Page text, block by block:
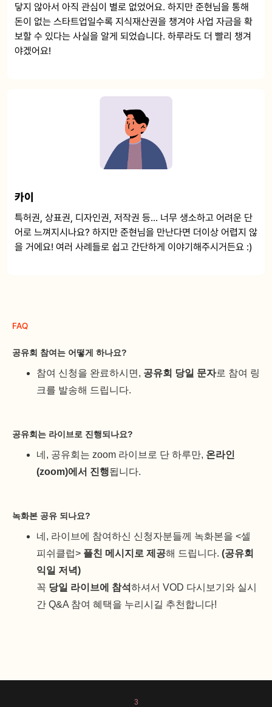
닿지 않아서 아직 관심이 별로 없었어요. 하지만 준현님을 통해
돈이 없는 스타트업일수록 지식재산권을 챙겨야 사업 자금을 확
보할 수 있다는 사실을 알게 되었습니다. 하루라도 더 빨리 챙겨
야겠어요!
카이
특허권, 상표권, 디자인권, 저작권 등... 너무 생소하고 어려운 단
어로 느껴지시나요? 하지만 준현님을 만난다면 더이상 어렵지 않
을 거에요! 여러 사례들로 쉽고 간단하게 이야기해주시거든요 :)
FAQ
공유회 참여는 어떻게 하나요?
참여 신청을 완료하시면, 공유회 당일 문자로 참여 링
크를 발송해 드립니다.
공유회는 라이브로 진행되나요?
네, 공유회는 zoom 라이브로 단 하루만, 온라인
(zoom)에서 진행됩니다.
녹화본 공유 되나요?
네, 라이브에 참여하신 신청자분들께 녹화본을 <셀
피쉬클럽> 플친 메시지로 제공해 드립니다. (공유회
익일 저녁)
꼭 당일 라이브에 참석하셔서 VOD 다시보기와 실시
간 Q&A 참여 혜택을 누리시길 추천합니다!
3